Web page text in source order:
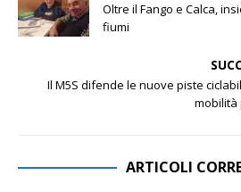
Oltre il Fango e Calca,
fiumi
Il M5S difende le nuove piste
mobilità
ARTICOLI